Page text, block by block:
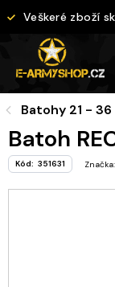
na
Veškeré zboží
Batohy 21 - 36
Batoh
Kód: 351631 Značka: